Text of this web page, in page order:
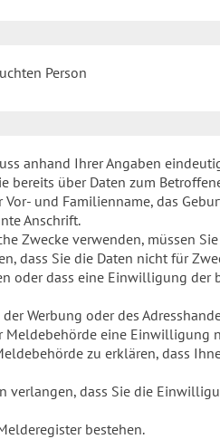
Person
anhand Ihrer Angaben
bereits über Daten zum
und Familienname, das
Anschrift.
Zwecke verwenden, müssen
dass Sie die Daten nicht für
oder dass eine Einwilligung der
Werbung oder des
Meldebehörde eine Einwilligung
zu erklären, dass
verlangen, dass Sie die
bestehen.